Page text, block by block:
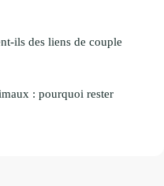
ils des liens de couple
: pourquoi rester